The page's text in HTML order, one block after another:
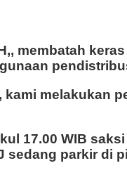
membatah
melakukan
17.00 WIB
parkir di